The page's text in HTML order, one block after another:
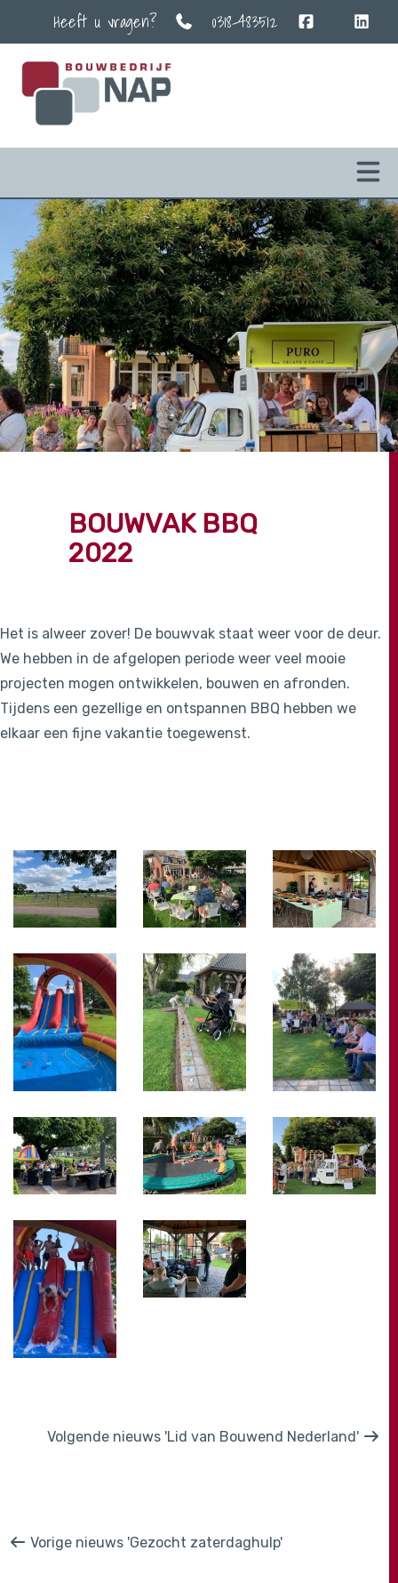
Heeft u vragen? 0318-483512
BOUWVAK BBQ
2022
Het is alweer zover! De bouwvak staat weer voor de deur.
We hebben in de afgelopen periode weer veel mooie
projecten mogen ontwikkelen, bouwen en afronden.
Tijdens een gezellige en ontspannen BBQ hebben we
elkaar een fijne vakantie toegewenst.
Volgende nieuws 'Lid van Bouwend Nederland'
Vorige nieuws 'Gezocht zaterdaghulp'